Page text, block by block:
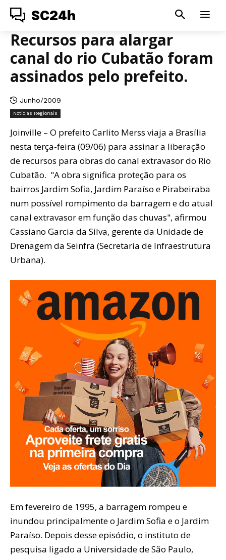
SC24h
Recursos para alargar
canal do rio Cubatão foram
assinados pelo prefeito.
Junho/2009
Notícias Regionais
Joinville – O prefeito Carlito Merss viaja a Brasília
nesta terça-feira (09/06) para assinar a liberação
de recursos para obras do canal extravasor do Rio
Cubatão. "A obra significa proteção para os
bairros Jardim Sofia, Jardim Paraíso e Pirabeiraba
num possível rompimento da barragem e do atual
canal extravasor em função das chuvas", afirmou
Cassiano Garcia da Silva, gerente da Unidade de
Drenagem da Seinfra (Secretaria de Infraestrutura
Urbana).
Em fevereiro de 1995, a barragem rompeu e
inundou principalmente o Jardim Sofia e o Jardim
Paraíso. Depois desse episódio, o instituto de
pesquisa ligado a Universidade de São Paulo,